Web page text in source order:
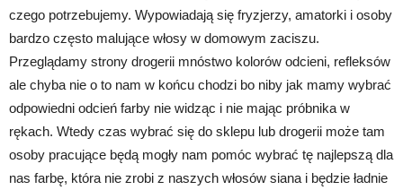
czego potrzebujemy. Wypowiadają się fryzjerzy, amatorki i osoby
bardzo często malujące włosy w domowym zaciszu.
Przeglądamy strony drogerii mnóstwo kolorów odcieni, refleksów
ale chyba nie o to nam w końcu chodzi bo niby jak mamy wybrać
odpowiedni odcień farby nie widząc i nie mając próbnika w
rękach. Wtedy czas wybrać się do sklepu lub drogerii może tam
osoby pracujące będą mogły nam pomóc wybrać tę najlepszą dla
nas farbę, która nie zrobi z naszych włosów siana i będzie ładnie